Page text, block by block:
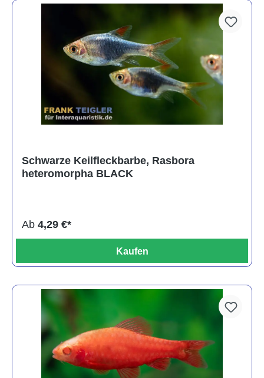
Schwarze Keilfleckbarbe, Rasbora
heteromorpha BLACK
Ab 4,29 €*
Kaufen